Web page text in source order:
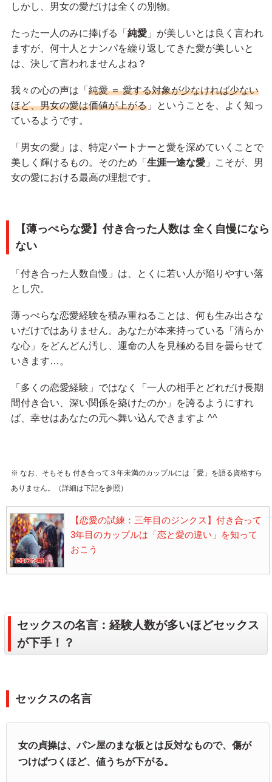
しかし、男女の愛だけは全くの別物。
たった一人のみに捧げる「 純愛」が美しいとは良く言われ
ますが、何十人とナンパを繰り返してきた愛が美しいと
は、決して言われませんよね？
我々の心の声は「 純愛 ＝ 愛する対象が少なければ少ない
ほど、男女の愛は価値が上がる」ということを、よく知っ
ているようです。
「男女の愛」は、特定パートナーと愛を深めていくことで
美しく輝けるもの。そのため「 生涯一途な愛」こそが、男
女の愛における最高の理想です。
【薄っぺらな愛】付き合った人数は 全く自慢になら
ない
「付き合った人数自慢」は、とくに若い人が陥りやすい落
とし穴。
薄っぺらな恋愛経験を積み重ねることは、何も生み出さな
いだけではありません。あなたが本来持っている「清らか
な心」をどんどん汚し、運命の人を見極める目を曇らせて
いきます…。
「多くの恋愛経験」ではなく「一人の相手とどれだけ長期
間付き合い、深い関係を築けたのか」を誇るようにすれ
ば、幸せはあなたの元へ舞い込んできますよ ^^
※ なお、そもそも 付き合って３年未満のカップルには「愛」を語る資格すら
ありません。（詳細は下記を参照）
【恋愛の試練：三年目のジンクス】付き合って
3年目のカップルは「恋と愛の違い」を知って
おこう
セックスの名言：経験人数が多いほどセックス
が下手！？
セックスの名言
女の貞操は、パン屋のまな板とは反対なもので、傷が
つけばつくほど、値うちが下がる。